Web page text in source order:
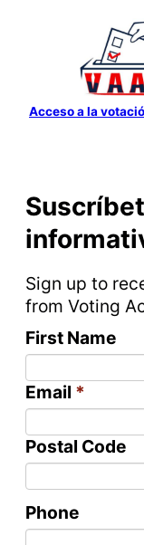
contenido
Acceso a la
Sign up to
from Voting
First Name
Email *
Postal Code
Phone